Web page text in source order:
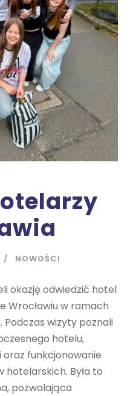
NOWOŚCI
okazję odwiedzić hotel
Wrocławiu w ramach
wizyty poznali
hotelu,
oraz funkcjonowanie
hotelarskich. Była to
pozwalająca